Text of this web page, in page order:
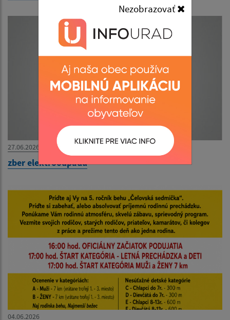
Nezobrazovať
27.06.2026
zber elektroodpadu
04.06.2026